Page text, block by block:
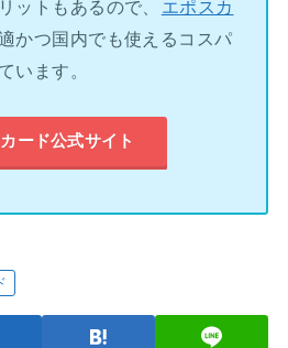
ットもあるので、
エポスカ
かつ国内でも使えるコスパ
います。
ード公式サイト